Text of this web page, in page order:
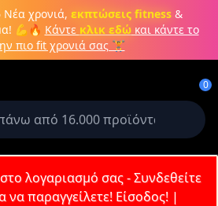
Νέα χρονιά, εκπτώσεις fitness&
💪🔥 Κάντε κλικ εδώκαι κάντε το
πιο fit χρονιά σας 🏋️
0
Aμινοξέα Καύση λίπους
λογαριασμό σας - Συνδεθείτε
να παραγγείλετε! Είσοδος!|
λογαριασμό ή
για την ολοκλήρωση της
σας
Εγγραφή